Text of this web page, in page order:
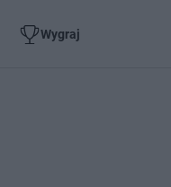
Wygraj